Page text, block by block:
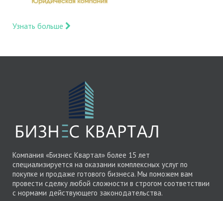
Узнать больше
Компания «Бизнес Квартал» более 15 лет
специализируется на оказании комплексных услуг по
покупке и продаже готового бизнеса. Мы поможем вам
провести сделку любой сложности в строгом соответствии
с нормами действующего законодательства.